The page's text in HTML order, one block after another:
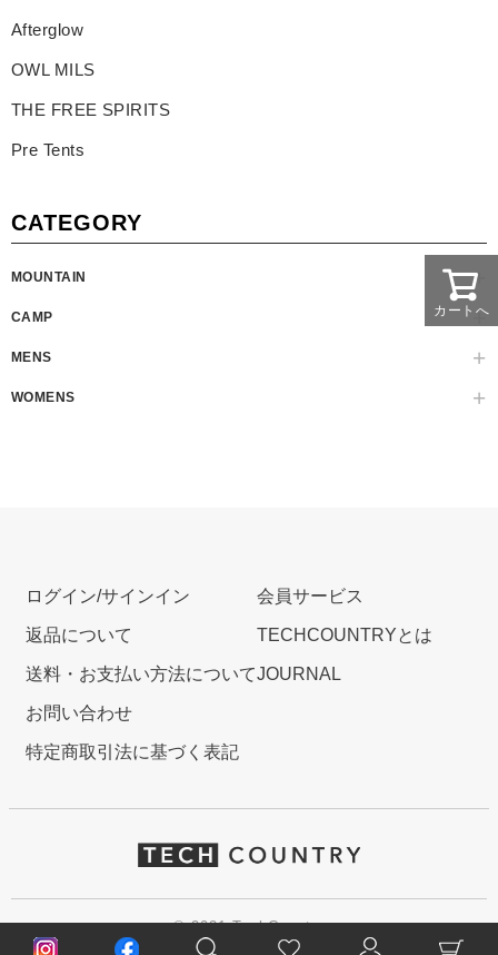
Afterglow
OWL MILS
THE FREE SPIRITS
Pre Tents
CATEGORY
MOUNTAIN
CAMP
MENS
WOMENS
カートへ
ログイン/サインイン
返品について
送料・お支払い方法について
お問い合わせ
特定商取引法に基づく表記
会員サービス
TECHCOUNTRYとは
JOURNAL
© 2021 TechCountry